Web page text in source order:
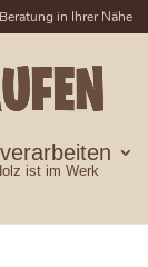
Beratung in Ihrer Nähe
ist im Werk